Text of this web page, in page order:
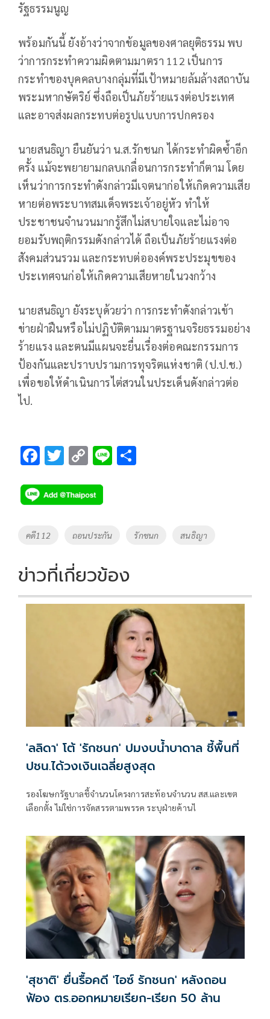
รัฐธรรมนูญ
พร้อมกันนี้ ยังอ้างว่าจากข้อมูลของศาลยุติธรรม พบ
ว่าการกระทำความผิดตามมาตรา 112 เป็นการ
กระทำของบุคคลบางกลุ่มที่มีเป้าหมายล้มล้างสถาบัน
พระมหากษัตริย์ ซึ่งถือเป็นภัยร้ายแรงต่อประเทศ
และอาจส่งผลกระทบต่อรูปแบบการปกครอง
นายสนธิญา ยืนยันว่า น.ส.รักชนก ได้กระทำผิดซ้ำอีก
ครั้ง แม้จะพยายามกลบเกลื่อนการกระทำก็ตาม โดย
เห็นว่าการกระทำดังกล่าวมีเจตนาก่อให้เกิดความเสีย
หายต่อพระบาทสมเด็จพระเจ้าอยู่หัว ทำให้
ประชาชนจำนวนมากรู้สึกไม่สบายใจและไม่อาจ
ยอมรับพฤติกรรมดังกล่าวได้ ถือเป็นภัยร้ายแรงต่อ
สังคมส่วนรวม และกระทบต่อองค์พระประมุขของ
ประเทศจนก่อให้เกิดความเสียหายในวงกว้าง
นายสนธิญา ยังระบุด้วยว่า การกระทำดังกล่าวเข้า
ข่ายฝ่าฝืนหรือไม่ปฏิบัติตามมาตรฐานจริยธรรมอย่าง
ร้ายแรง และตนมีแผนจะยื่นเรื่องต่อคณะกรรมการ
ป้องกันและปราบปรามการทุจริตแห่งชาติ (ป.ป.ช.)
เพื่อขอให้ดำเนินการไต่สวนในประเด็นดังกล่าวต่อ
ไป.
F
e
b
o
k
T
tt
er
C
p
y
Li
k
Li
Tags
คดี112 ถอนประกัน รักชนก สนธิญา
ข่าวที่เกี่ยวข้อง
'ลลิดา' โต้ 'รักชนก' ปมงบน้ำบาดาล ชี้พื้นที่
ปชน.ได้วงเงินเฉลี่ยสูงสุด
รองโฆษกรัฐบาลชี้จำนวนโครงการสะท้อนจำนวน สส.และเขต
เลือกตั้ง ไม่ใช่การจัดสรรตามพรรค ระบุฝ่ายค้านไ
'สุชาติ' ยื่นรื้อคดี 'ไอซ์ รักชนก' หลังถอน
ฟ้อง ตร.ออกหมายเรียก-เรียก 50 ล้าน